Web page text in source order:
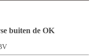
buiten de OK